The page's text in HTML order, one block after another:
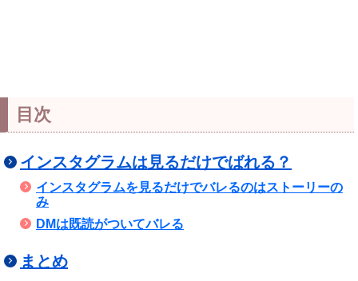
目次
インスタグラムは見るだけでばれる？
インスタグラムを見るだけでバレるのはストーリーの
み
DMは既読がついてバレる
まとめ